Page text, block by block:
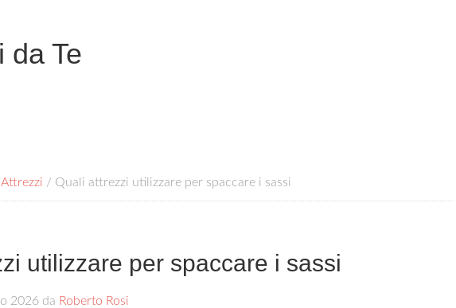
da Te
Attrezzi / Quali attrezzi utilizzare per spaccare i sassi
utilizzare per spaccare i sassi
2026 da Roberto Rosi